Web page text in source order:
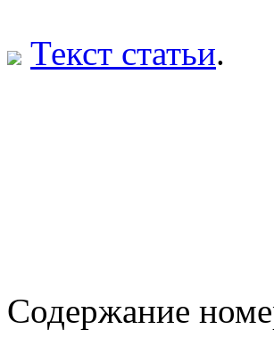
Текст статьи.
Содержание